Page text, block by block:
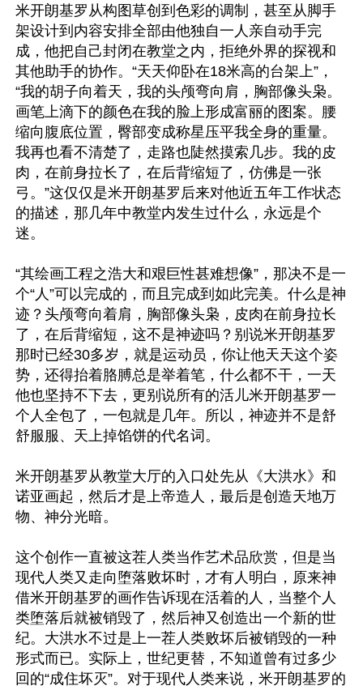
米开朗基罗从构图草创到色彩的调制，甚至从脚手
架设计到内容安排全部由他独自一人亲自动手完
成，他把自己封闭在教堂之内，拒绝外界的探视和
其他助手的协作。“天天仰卧在18米高的台架上”，
“我的胡子向着天，我的头颅弯向肩，胸部像头枭。
画笔上滴下的颜色在我的脸上形成富丽的图案。腰
缩向腹底位置，臀部变成称星压平我全身的重量。
我再也看不清楚了，走路也陡然摸索几步。我的皮
肉，在前身拉长了，在后背缩短了，仿佛是一张
弓。”这仅仅是米开朗基罗后来对他近五年工作状态
的描述，那几年中教堂内发生过什么，永远是个
迷。
“其绘画工程之浩大和艰巨性甚难想像”，那决不是一
个“人”可以完成的，而且完成到如此完美。什么是神
迹？头颅弯向着肩，胸部像头枭，皮肉在前身拉长
了，在后背缩短，这不是神迹吗？别说米开朗基罗
那时已经30多岁，就是运动员，你让他天天这个姿
势，还得抬着胳膊总是举着笔，什么都不干，一天
他也坚持不下去，更别说所有的活儿米开朗基罗一
个人全包了，一包就是几年。所以，神迹并不是舒
舒服服、天上掉馅饼的代名词。
米开朗基罗从教堂大厅的入口处先从《大洪水》和
诺亚画起，然后才是上帝造人，最后是创造天地万
物、神分光暗。
这个创作一直被这茬人类当作艺术品欣赏，但是当
现代人类又走向堕落败坏时，才有人明白，原来神
借米开朗基罗的画作告诉现在活着的人，当整个人
类堕落后就被销毁了，然后神又创造出一个新的世
纪。大洪水不过是上一茬人类败坏后被销毁的一种
形式而已。实际上，世纪更替，不知道曾有过多少
回的“成住坏灭”。对于现代人类来说，米开朗基罗的